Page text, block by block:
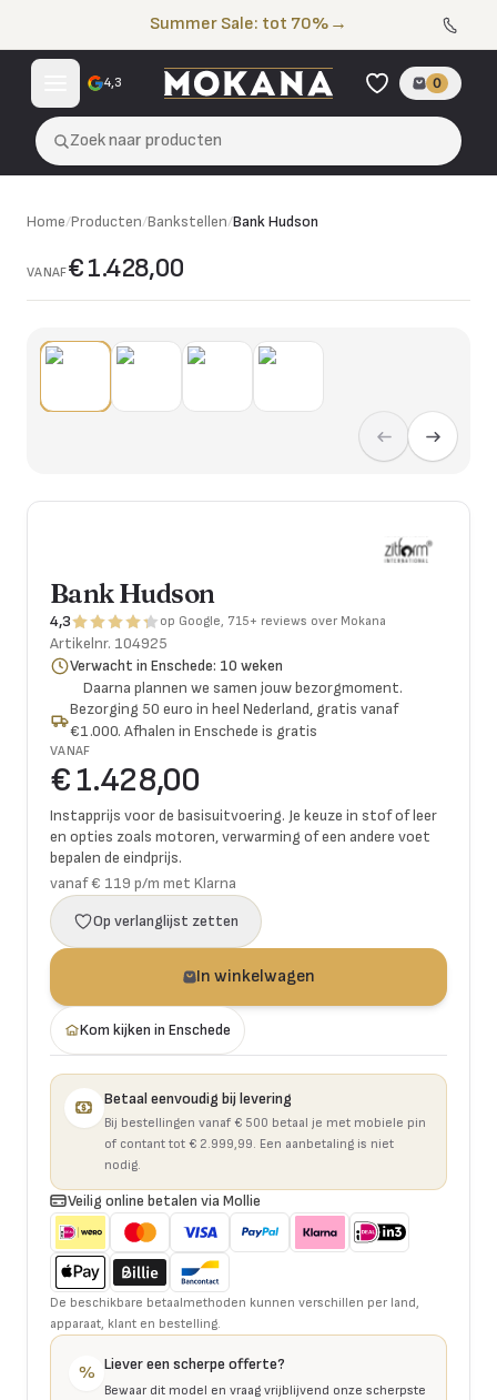
Summer Sale: tot 70% →
4,3 0
Zoek naar producten
Home/Producten/Bankstellen/Bank Hudson
VANAF€ 1.428,00
Bank Hudson
4,3 op Google, 715+ reviews over Mokana
Artikelnr. 104925
Verwacht in Enschede: 10 weken
Daarna plannen we samen jouw bezorgmoment.
Bezorging 50 euro in heel Nederland, gratis vanaf
€1.000. Afhalen in Enschede is gratis
VANAF
€ 1.428,00
Instapprijs voor de basisuitvoering. Je keuze in stof of leer
en opties zoals motoren, verwarming of een andere voet
bepalen de eindprijs.
vanaf € 119 p/m met Klarna
Op verlanglijst zetten
In winkelwagen
Kom kijken in Enschede
Betaal eenvoudig bij levering
Bij bestellingen vanaf € 500 betaal je met mobiele pin
of contant tot € 2.999,99. Een aanbetaling is niet
nodig.
Veilig online betalen via Mollie
De beschikbare betaalmethoden kunnen verschillen per land,
apparaat, klant en bestelling.
% Liever een scherpe offerte?
Bewaar dit model en vraag vrijblijvend onze scherpste